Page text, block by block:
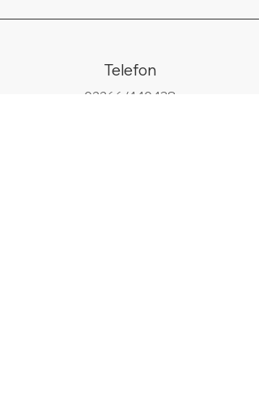
Telefon
02266/440438